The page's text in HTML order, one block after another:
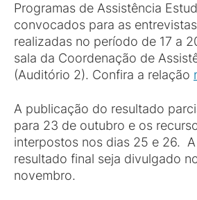
Programas de Assistência
convocados para as
realizadas no período de 17 a
sala da Coordenação de
(Auditório 2). Confira a relação
A publicação do resultado
para 23 de outubro e os
interpostos nos dias 25 e 26.
resultado final seja divulgado
novembro.